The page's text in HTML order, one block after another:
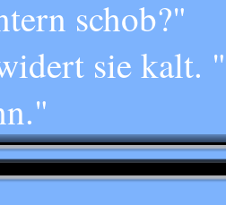
schob?"
sie kalt.